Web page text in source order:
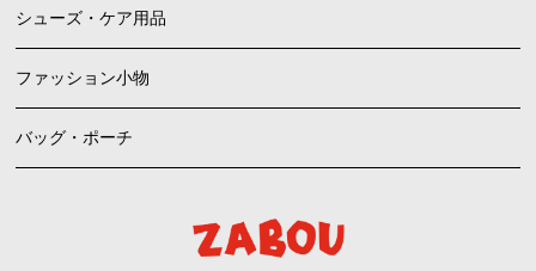
シューズ・ケア用品
ファッション小物
バッグ・ポーチ